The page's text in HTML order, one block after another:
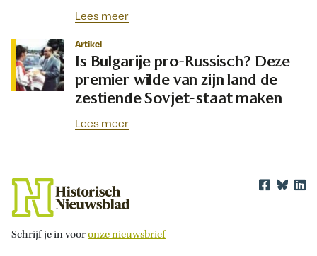
Lees meer
Artikel
Is Bulgarije pro-Russisch? Deze
premier wilde van zijn land de
zestiende Sovjet-staat maken
Lees meer
Schrijf je in vooronze nieuwsbrief